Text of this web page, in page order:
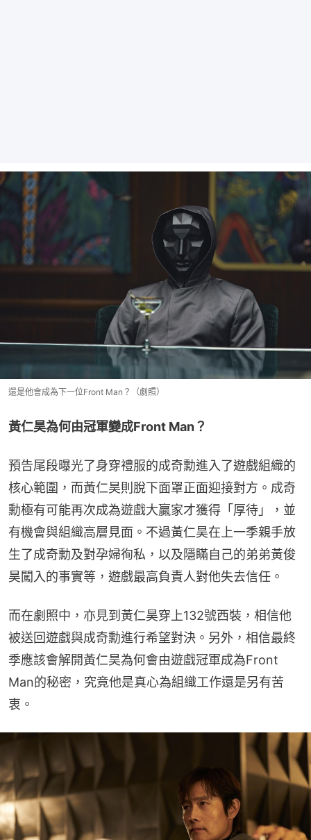
還是他會成為下一位Front Man？（劇照）
黃仁昊為何由冠軍變成Front Man？
預告尾段曝光了身穿禮服的成奇勳進入了遊戲組織的
核心範圍，而黃仁昊則脫下面罩正面迎接對方。成奇
勳極有可能再次成為遊戲大贏家才獲得「厚待」，並
有機會與組織高層見面。不過黃仁昊在上一季親手放
生了成奇勳及對孕婦徇私，以及隱瞞自己的弟弟黃俊
昊闖入的事實等，遊戲最高負責人對他失去信任。
而在劇照中，亦見到黃仁昊穿上132號西裝，相信他
被送回遊戲與成奇勳進行希望對決。另外，相信最終
季應該會解開黃仁昊為何會由遊戲冠軍成為Front
Man的秘密，究竟他是真心為組織工作還是另有苦
衷。